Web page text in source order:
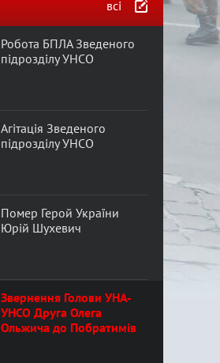
а
р
а
всі
Робота БПЛА Зведеного
підрозділу УНСО
Агітація Зведеного
підрозділу УНСО
Помер Герой України
Юрій Шухевич
Звернення Голови УНА-
УНСО Друга Олега
Ольжича до Побратимів